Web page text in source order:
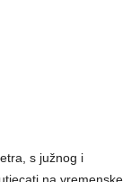
s južnog i